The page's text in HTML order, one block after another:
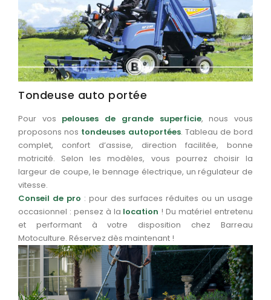
Tondeuse auto portée
Pour vos pelouses de grande superficie, nous vous
proposons nos tondeuses autoportées. Tableau de bord
complet, confort d’assise, direction facilitée, bonne
motricité. Selon les modèles, vous pourrez choisir la
largeur de coupe, le bennage électrique, un régulateur de
vitesse.
Conseil de pro : pour des surfaces réduites ou un usage
occasionnel : pensez à la location ! Du matériel entretenu
et performant à votre disposition chez Barreau
Motoculture. Réservez dès maintenant !